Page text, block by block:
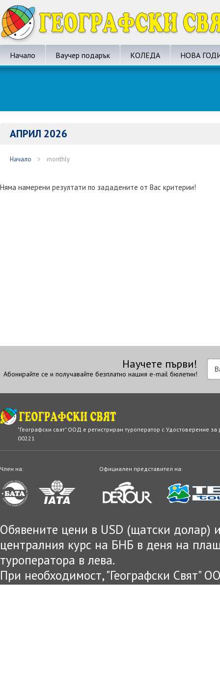
Начало Ваучер подарък КОЛЕДА НОВА
АПРИЛ 2026
Начало monthly
Няма намерени резултати по зададените от Вас критерии!
Научете първи!
Абонирайте се и получавайте безплатно нашия e-mail бюлетин!
"Географски свят" ООД е регистриран туроператор с Удостоверение
00221
Член на: Официален представител на:
Обявените цени в USD (щатски долар)
централния курс на БНБ в деня на
туроператора в лева.
При необходимост, "Географски Свят"
цените и условията на предложената